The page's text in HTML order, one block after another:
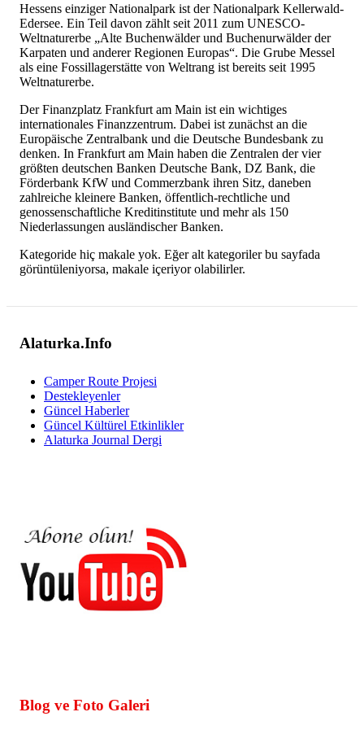
Hessens einziger Nationalpark ist der Nationalpark Kellerwald-
Edersee. Ein Teil davon zählt seit 2011 zum UNESCO-
Weltnaturerbe „Alte Buchenwälder und Buchenurwälder der
Karpaten und anderer Regionen Europas“. Die Grube Messel
als eine Fossillagerstätte von Weltrang ist bereits seit 1995
Weltnaturerbe.
Der Finanzplatz Frankfurt am Main ist ein wichtiges
internationales Finanzzentrum. Dabei ist zunächst an die
Europäische Zentralbank und die Deutsche Bundesbank zu
denken. In Frankfurt am Main haben die Zentralen der vier
größten deutschen Banken Deutsche Bank, DZ Bank, die
Förderbank KfW und Commerzbank ihren Sitz, daneben
zahlreiche kleinere Banken, öffentlich-rechtliche und
genossenschaftliche Kreditinstitute und mehr als 150
Niederlassungen ausländischer Banken.
Kategoride hiç makale yok. Eğer alt kategoriler bu sayfada
görüntüleniyorsa, makale içeriyor olabilirler.
Alaturka.Info
Camper Route Projesi
Destekleyenler
Güncel Haberler
Güncel Kültürel Etkinlikler
Alaturka Journal Dergi
Blog ve Foto Galeri